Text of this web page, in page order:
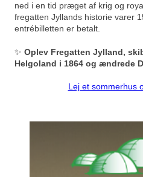
ned i en tid præget af krig og
fregatten Jyllands historie varer
entrébilletten er betalt.
✨ Oplev Fregatten Jylland,
Helgoland i 1864 og ændrede
Lej et sommerhus